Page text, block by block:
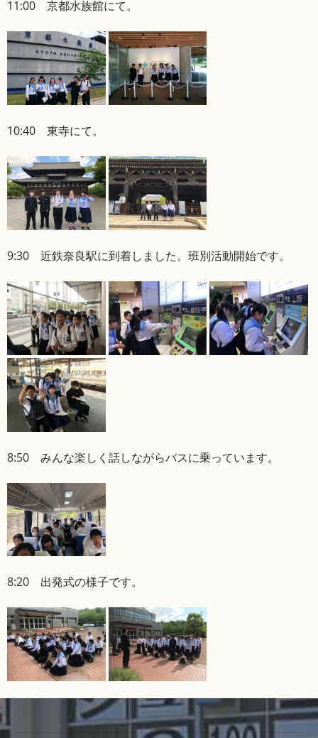
11:00 京都水族館にて。
10:40 東寺にて。
9:30 近鉄奈良駅に到着しました。班別活動開始です。
8:50 みんな楽しく話しながらバスに乗っています。
8:20 出発式の様子です。